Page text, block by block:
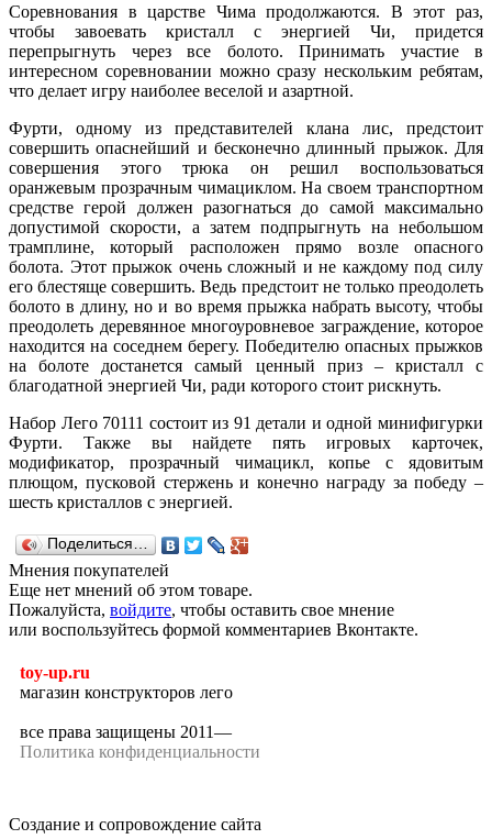
Соревнования в царстве Чима продолжаются. В этот раз,
чтобы завоевать кристалл с энергией Чи, придется
перепрыгнуть через все болото. Принимать участие в
интересном соревновании можно сразу нескольким ребятам,
что делает игру наиболее веселой и азартной.
Фурти, одному из представителей клана лис, предстоит
совершить опаснейший и бесконечно длинный прыжок. Для
совершения этого трюка он решил воспользоваться
оранжевым прозрачным чимациклом. На своем транспортном
средстве герой должен разогнаться до самой максимально
допустимой скорости, а затем подпрыгнуть на небольшом
трамплине, который расположен прямо возле опасного
болота. Этот прыжок очень сложный и не каждому под силу
его блестяще совершить. Ведь предстоит не только преодолеть
болото в длину, но и во время прыжка набрать высоту, чтобы
преодолеть деревянное многоуровневое заграждение, которое
находится на соседнем берегу. Победителю опасных прыжков
на болоте достанется самый ценный приз – кристалл с
благодатной энергией Чи, ради которого стоит рискнуть.
Набор Лего 70111 состоит из 91 детали и одной минифигурки
Фурти. Также вы найдете пять игровых карточек,
модификатор, прозрачный чимацикл, копье с ядовитым
плющом, пусковой стержень и конечно награду за победу –
шесть кристаллов с энергией.
Поделиться…
Мнения покупателей
Еще нет мнений об этом товаре.
Пожалуйста, войдите, чтобы оставить свое мнение
или воспользуйтесь формой комментариев Вконтакте.
toy-up.ru
магазин конструкторов лего
все права защищены 2011—
Политика конфиденциальности
Создание и сопровождение сайта